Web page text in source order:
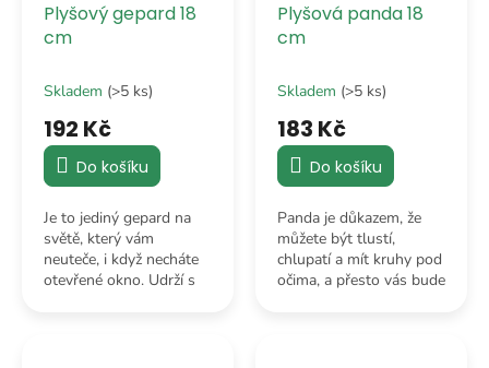
Plyšový gepard 18
cm
Skladem (>5 ks)
192 Kč
Do košíku
Je to jediný gepard na
světě, který vám
neuteče, i když necháte
otevřené okno. Udrží s
Plyšová panda 18
cm
Skladem (>5 ks)
183 Kč
Do košíku
Panda je důkazem, že
můžete být tlustí,
chlupatí a mít kruhy pod
očima, a přesto vás bude